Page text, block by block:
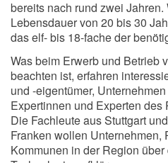
bereits nach rund zwei
Lebensdauer von 20 bis 30
das elf- bis 18-fache der
Was beim Erwerb und Betrieb
beachten ist, erfahren
und -eigentümer,
Expertinnen und Experten des
Die Fachleute aus Stuttgart
Franken wollen Unternehmen,
Kommunen in der Region